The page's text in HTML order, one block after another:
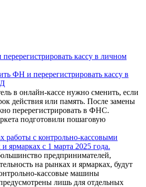
ФН и перерегистрировать кассу в
в онлайн-кассе нужно сменить, если
действия или память. После замены
перерегистрировать в ФНС.
подготовили пошаговую
работы с контрольно-кассовыми
ярмарках с 1 марта 2025 года.
предпринимателей,
на рынках и ярмарках, будут
кассовые машины
лишь для отдельных